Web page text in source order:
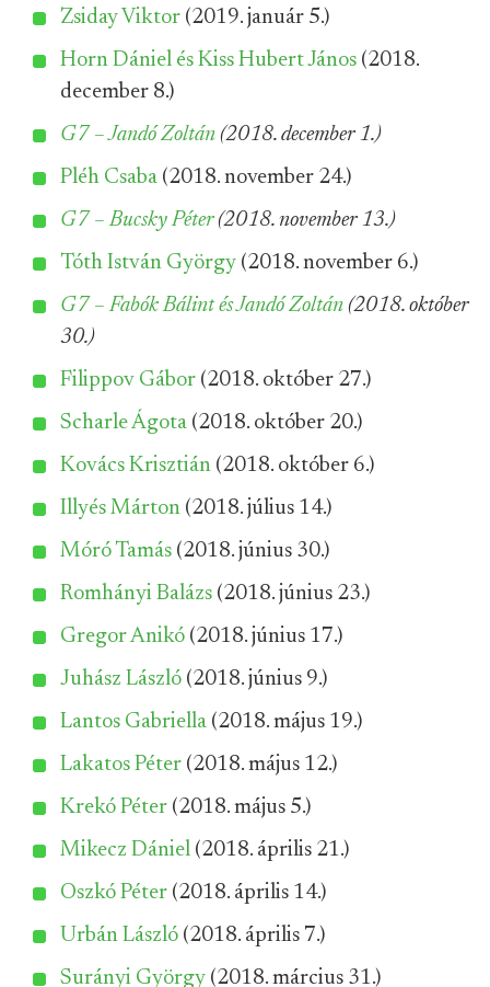
Zsiday Viktor (2019. január 5.)
Horn Dániel és Kiss Hubert János (2018.
december 8.)
G7 – Jandó Zoltán (2018. december 1.)
Pléh Csaba (2018. november 24.)
G7 – Bucsky Péter(2018. november 13.)
Tóth István György (2018. november 6.)
G7 – Fabók Bálint és Jandó Zoltán (2018. október
30.)
Filippov Gábor (2018. október 27.)
Scharle Ágota (2018. október 20.)
Kovács Krisztián (2018. október 6.)
Illyés Márton (2018. július 14.)
Móró Tamás (2018. június 30.)
Romhányi Balázs (2018. június 23.)
Gregor Anikó (2018. június 17.)
Juhász László (2018. június 9.)
Lantos Gabriella (2018. május 19.)
Lakatos Péter (2018. május 12.)
Krekó Péter (2018. május 5.)
Mikecz Dániel (2018. április 21.)
Oszkó Péter (2018. április 14.)
Urbán László (2018. április 7.)
Surányi György (2018. március 31.)